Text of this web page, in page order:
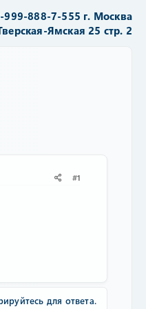
999-888-7-555 г. Москва
Ямская 25 стр. 2
#1
для ответа.